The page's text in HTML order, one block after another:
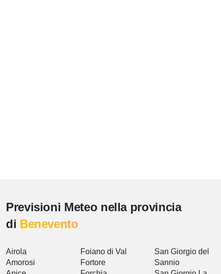
Previsioni Meteo nella provincia
di Benevento
Airola
Amorosi
Foiano di Val
Fortore
San Giorgio del
Sannio